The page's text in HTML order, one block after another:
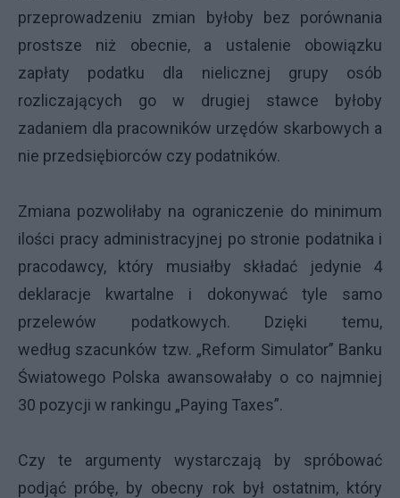
przeprowadzeniu zmian byłoby bez porównania
prostsze niż obecnie, a ustalenie obowiązku
zapłaty podatku dla nielicznej grupy osób
rozliczających go w drugiej stawce byłoby
zadaniem dla pracowników urzędów skarbowych a
nie przedsiębiorców czy podatników.
Zmiana pozwoliłaby na ograniczenie do minimum
ilości pracy administracyjnej po stronie podatnika i
pracodawcy, który musiałby składać jedynie 4
deklaracje kwartalne i dokonywać tyle samo
przelewów podatkowych. Dzięki temu,
według szacunków tzw. „Reform Simulator” Banku
Światowego Polska awansowałaby o co najmniej
30 pozycji w rankingu „Paying Taxes”.
Czy te argumenty wystarczają by spróbować
podjąć próbę, by obecny rok był ostatnim, który